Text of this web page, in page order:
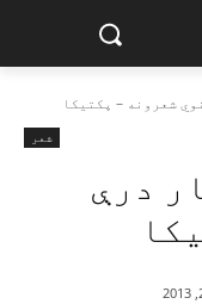
شعرونه – پکتيکا
شعر
درې